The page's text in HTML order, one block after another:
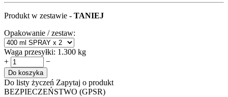
Produkt w zestawie - TANIEJ
Opakowanie / zestaw:
Waga przesyłki: 1.300 kg
+
−
Do koszyka
Do listy życzeń Zapytaj o produkt
BEZPIECZEŃSTWO (GPSR)